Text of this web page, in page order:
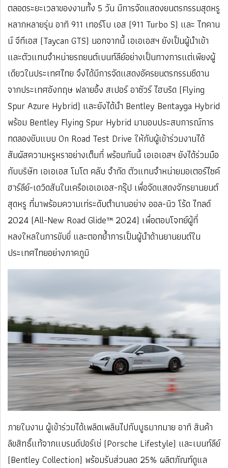
ตลอดระยะเวลาของงานทั้ง 5 วัน มีการจัดแสดงยนตรกรรมสุดหรู
หลากหลายรุ่น อาทิ 911 เทอร์โบ เอส (911 Turbo S) และ ไทคาน
น์ จีทีเอส (Taycan GTS) นอกจากนี้ เอเอเอสฯ ยังเป็นผู้นำเข้า
และตัวแทนจำหน่ายรถยนต์เบนท์ลีย์อย่างเป็นทางการแต่เพียงผู้
เดียวในประเทศไทย จึงได้มีการจัดแสดงอัครยนตรกรรมซีดาน
จากประเทศอังกฤษ ฟลายอิ้ง สเปอร์ อาซัวร์ ไฮบริด (Flying
Spur Azure Hybrid) และยังได้นำ Bentley Bentayga Hybrid
พร้อม Bentley Flying Spur Hybrid มามอบประสบการณ์การ
ทดลองขับแบบ On Road Test Drive ให้กับผู้เข้าร่วมงานได้
สัมผัสความหรูหราอย่างเต็มที่ พร้อมกันนี้ เอเอเอสฯ ยังได้ร่วมมือ
กับบริษัท เอเอเอส โมโต คลับ จำกัด ตัวแทนจำหน่ายมอเตอร์ไซค์
ฮาร์ลีย์-เดวิดสันในเครือเอเอเอส-กรุ๊ป เพื่อจัดแสดงจักรยานยนต์
สุดหรู ที่มาพร้อมความเท่ระดับตำนานอย่าง ออล-นิว โร้ด ไกลด์
2024 (All-New Road Glide™ 2024) เพื่อตอบโจทย์ผู้ที่
หลงใหลในการขับขี่ และตอกย้ำการเป็นผู้นำด้านยานยนต์ใน
ประเทศไทยอย่างภาคภูมิ
ภายในงาน ผู้เข้าร่วมได้เพลิดเพลินไปกับบูธมากมาย อาทิ สินค้า
ลิขสิทธิ์แท้จากแบรนด์ปอร์เช่ (Porsche Lifestyle) และเบนท์ลีย์
(Bentley Collection) พร้อมรับส่วนลด 25% ผลิตภัณฑ์ดูแล